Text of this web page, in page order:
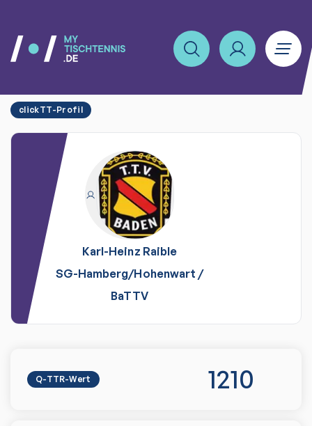
clickTT-Profil
Karl-Heinz Raible
SG-Hamberg/Hohenwart /
BaTTV
Q-TTR-Wert 1210